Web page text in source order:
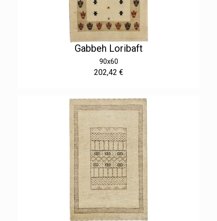
Gabbeh Loribaft
90x60
202,42 €